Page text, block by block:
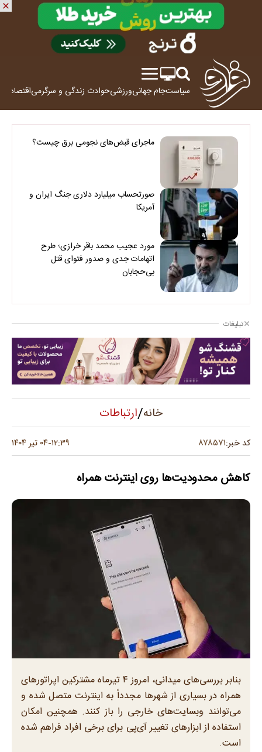
سیاستجام جهانیورزشیحوادث زندگی و سرگرمیاقتصاد
ماجرای قبض‌های نجومی برق چیست؟
صورتحساب میلیارد دلاری جنگ ایران و
آمریکا
مورد عجیب محمد باقر خرازی؛ طرح
اتهامات جدی و صدور فتوای قتل
بی‌حجابان
تبلیغات
خانه/ارتباطات
کد خبر:۸۷۸۵۷۱ ۱۲:۳۹-۰۴ تیر ۱۴۰۴
کاهش محدودیت‌ها روی اینترنت همراه
بنابر بررسی‌های میدانی، امروز ۴ تیرماه مشترکین اپراتورهای
همراه در بسیاری از شهرها مجدداً به اینترنت متصل شده و
می‌توانند وبسایت‌های خارجی را باز کنند. همچنین امکان
استفاده از ابزارهای تغییر آی‌پی برای برخی افراد فراهم شده
است.